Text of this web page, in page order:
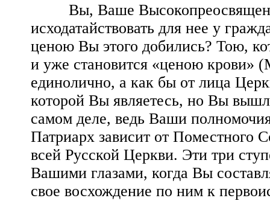
Вы, Ваше
исходатайствовать для нее у
ценою Вы этого добились? Тою,
и уже становится «ценою крови»
единолично, а как бы от лица
которой Вы являетесь, но Вы
самом деле, ведь Ваши
Патриарх зависит от Поместного
всей Русской Церкви. Эти три
Вашими глазами, когда Вы
свое восхождение по ним к